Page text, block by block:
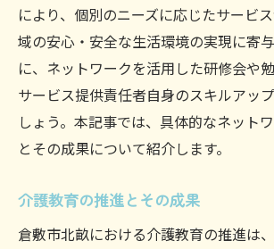
により、個別のニーズに応じたサービ
域の安心・安全な生活環境の実現に寄
に、ネットワークを活用した研修会や
サービス提供責任者自身のスキルアッ
しょう。本記事では、具体的なネット
とその成果について紹介します。
介護教育の推進とその成果
倉敷市北畝における介護教育の推進は